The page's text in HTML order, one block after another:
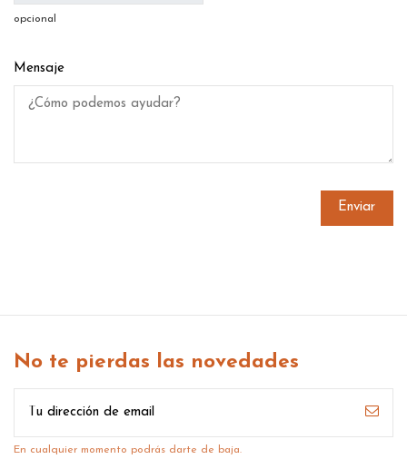
opcional
Mensaje
No te pierdas las novedades
En cualquier momento podrás darte de baja.